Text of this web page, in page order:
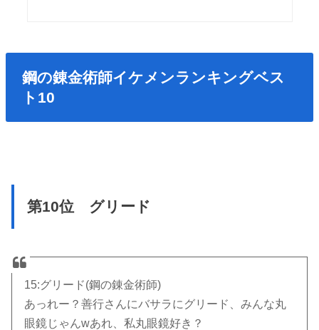
鋼の錬金術師イケメンランキングベス
ト10
第10位 グリード
15:グリード(鋼の錬金術師)
あっれー？善行さんにバサラにグリード、みんな丸
眼鏡じゃんwあれ、私丸眼鏡好き？